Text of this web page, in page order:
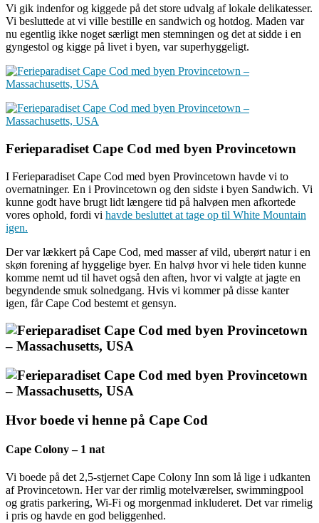
Vi gik indenfor og kiggede på det store udvalg af lokale delikatesser.
Vi besluttede at vi ville bestille en sandwich og hotdog. Maden var
nu egentlig ikke noget særligt men stemningen og det at sidde i en
gyngestol og kigge på livet i byen, var superhyggeligt.
Ferieparadiset Cape Cod med byen Provincetown
I Ferieparadiset Cape Cod med byen Provincetown havde vi to
overnatninger. En i Provincetown og den sidste i byen Sandwich. Vi
kunne godt have brugt lidt længere tid på halvøen men afkortede
vores ophold, fordi vi havde besluttet at tage op til White Mountain
igen.
Der var lækkert på Cape Cod, med masser af vild, uberørt natur i en
skøn forening af hyggelige byer. En halvø hvor vi hele tiden kunne
komme nemt ud til havet også den aften, hvor vi valgte at jagte en
begyndende smuk solnedgang. Hvis vi kommer på disse kanter
igen, får Cape Cod bestemt et gensyn.
Hvor boede vi henne på Cape Cod
Cape Colony – 1 nat
Vi boede på det 2,5-stjernet Cape Colony Inn som lå lige i udkanten
af Provincetown. Her var der rimlig motelværelser, swimmingpool
og gratis parkering, Wi-Fi og morgenmad inkluderet. Det var rimelig
i pris og havde en god beliggenhed.